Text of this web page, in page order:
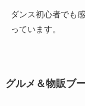
ダンス初心者でも
っています。
グルメ＆物販ブ